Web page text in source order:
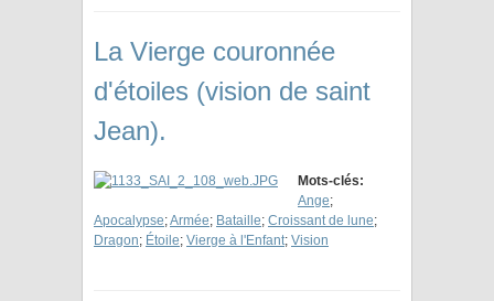
La Vierge couronnée
d'étoiles (vision de saint
Jean).
Mots-clés:
Ange;
Apocalypse;Armée; Bataille; Croissant de lune;
Dragon; Étoile; Vierge à l'Enfant; Vision